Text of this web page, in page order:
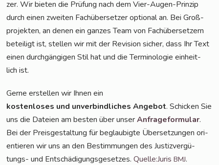
zer. Wir bie­ten die Prü­fung nach dem Vier-Augen-Prin­zip
durch einen zwei­ten Fach­über­set­zer optio­nal an. Bei Groß­
pro­jek­ten, an denen ein gan­zes Team von Fach­über­set­zern
betei­ligt ist, stel­len wir mit der Revi­si­on sicher, dass Ihr Text
einen durch­gän­gi­gen Stil hat und die Ter­mi­no­lo­gie ein­heit­
lich ist.
Ger­ne erstel­len wir Ihnen ein
kos­ten­lo­ses und unver­bind­li­ches Ange­bot. Schi­cken Sie
uns die Datei­en am bes­ten über unserAnfra­ge­for­mu­lar.
Bei der Preis­ge­stal­tung für beglau­big­te Über­set­zun­gen ori­
en­tie­ren wir uns an den Bestim­mun­gen des Jus­tiz­ver­gü­
tungs- und Ent­schä­di­gungs­ge­set­zes.Quelle:JurisBMJ.